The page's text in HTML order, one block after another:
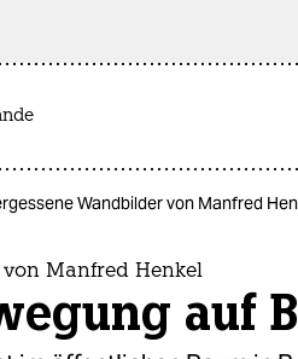
Wandbilder von Manfred
Manfred Henkel
auf